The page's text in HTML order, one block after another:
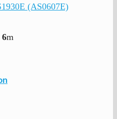
(AS0607E)
6m